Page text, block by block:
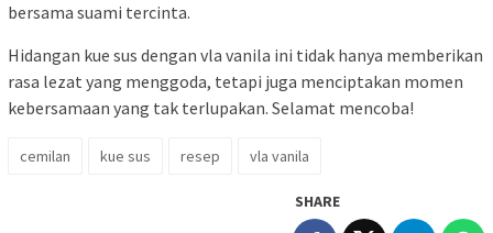
bersama suami tercinta.
Hidangan kue sus dengan vla vanila ini tidak hanya memberikan
rasa lezat yang menggoda, tetapi juga menciptakan momen
kebersamaan yang tak terlupakan. Selamat mencoba!
cemilan kue sus resep vla vanila
SHARE